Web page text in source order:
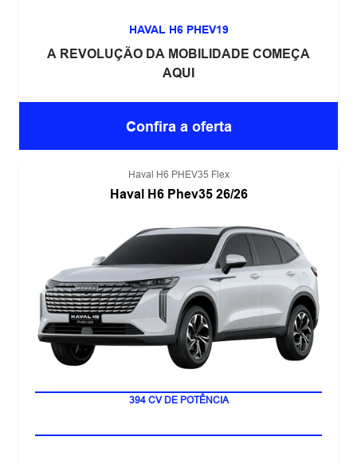
HAVAL H6 PHEV19
A REVOLUÇÃO DA MOBILIDADE COMEÇA
AQUI
Confira a oferta
Haval H6 PHEV35 Flex
Haval H6 Phev35 26/26
LANÇAMENTO